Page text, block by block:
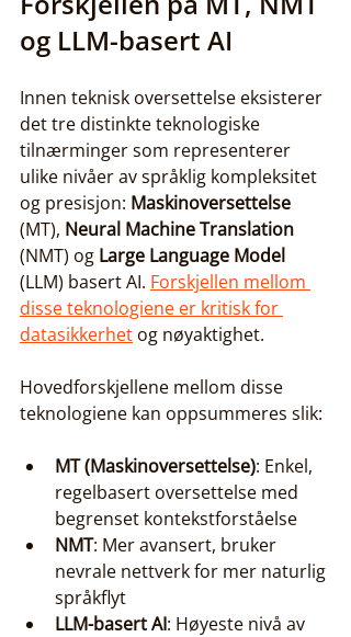
og LLM-basert AI
Innen teknisk oversettelse eksisterer
det tre distinkte teknologiske
tilnærminger som representerer
ulike nivåer av språklig kompleksitet
og presisjon: Maskinoversettelse
(MT), Neural Machine Translation
(NMT) og Large Language Model
(LLM) basert AI. Forskjellen mellom
disse teknologiene er kritisk for
datasikkerhet og nøyaktighet.
Hovedforskjellene mellom disse
teknologiene kan oppsummeres slik:
MT (Maskinoversettelse): Enkel,
regelbasert oversettelse med
begrenset kontekstforståelse
NMT: Mer avansert, bruker
nevrale nettverk for mer naturlig
språkflyt
LLM-basert AI: Høyeste nivå av